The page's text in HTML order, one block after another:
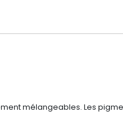
mélangeables. Les